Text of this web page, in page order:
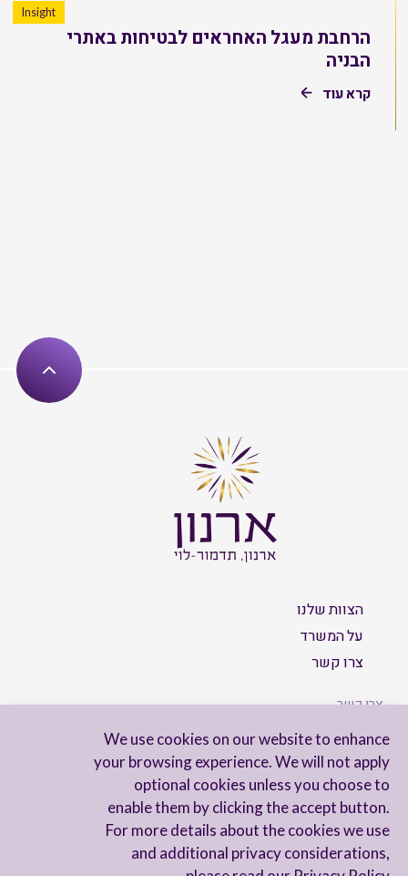
We use cookies on our website to enhance
your browsing experience. We will not apply
optional cookies unless you choose to
enable them by clicking the accept button.
For more details about the cookies we use
and additional privacy considerations,
הרחבת מעגל האחראים לבטיחות באתרי
הבניה
Insight
קרא עוד
הצוות שלנו
על המשרד
צרו קשר
צרו קשר
הישארו מעודכנים